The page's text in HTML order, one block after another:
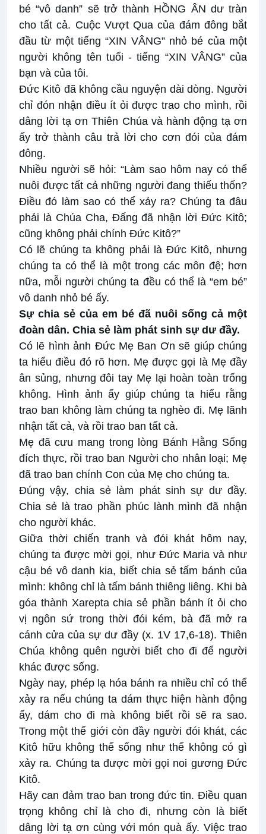
bé “vô danh” sẽ trở thành HỒNG ÂN dư tràn
cho tất cả. Cuộc Vượt Qua của đám đông bắt
đầu từ một tiếng “XIN VÂNG” nhỏ bé của một
người không tên tuổi - tiếng “XIN VÂNG” của
bạn và của tôi.
Đức Kitô đã không cầu nguyện dài dòng. Người
chỉ đón nhận điều ít ỏi được trao cho mình, rồi
dâng lời tạ ơn Thiên Chúa và hành động tạ ơn
ấy trở thành câu trả lời cho cơn đói của đám
đông.
Nhiều người sẽ hỏi: “Làm sao hôm nay có thể
nuôi được tất cả những người đang thiếu thốn?
Điều đó làm sao có thể xảy ra? Chúng ta đâu
phải là Chúa Cha, Đấng đã nhận lời Đức Kitô;
cũng không phải chính Đức Kitô?”
Có lẽ chúng ta không phải là Đức Kitô, nhưng
chúng ta có thể là một trong các môn đệ; hơn
nữa, mỗi người chúng ta đều có thể là “em bé”
vô danh nhỏ bé ấy.
Sự chia sẻ của em bé đã nuôi sống cả một
đoàn dân. Chia sẻ làm phát sinh sự dư đầy.
Có lẽ hình ảnh Đức Mẹ Ban Ơn sẽ giúp chúng
ta hiểu điều đó rõ hơn. Mẹ được gọi là Mẹ đầy
ân sủng, nhưng đôi tay Mẹ lại hoàn toàn trống
không. Hình ảnh ấy giúp chúng ta hiểu rằng
trao ban không làm chúng ta nghèo đi. Mẹ lãnh
nhận tất cả, và rồi trao ban tất cả.
Mẹ đã cưu mang trong lòng Bánh Hằng Sống
đích thực, rồi trao ban Người cho nhân loại; Mẹ
đã trao ban chính Con của Mẹ cho chúng ta.
Đúng vậy, chia sẻ làm phát sinh sự dư đầy.
Chia sẻ là trao phần phúc lành mình đã nhận
cho người khác.
Giữa thời chiến tranh và đói khát hôm nay,
chúng ta được mời gọi, như Đức Maria và như
cậu bé vô danh kia, biết chia sẻ tấm bánh của
mình: không chỉ là tấm bánh thiêng liêng. Khi bà
góa thành Xarepta chia sẻ phần bánh ít ỏi cho
vị ngôn sứ trong thời đói kém, bà đã mở ra
cánh cửa của sự dư đầy (x. 1V 17,6-18). Thiên
Chúa không quên người biết cho đi để người
khác được sống.
Ngày nay, phép lạ hóa bánh ra nhiều chỉ có thể
xảy ra nếu chúng ta dám thực hiện hành động
ấy, dám cho đi mà không biết rồi sẽ ra sao.
Trong một thế giới còn đầy người đói khát, các
Kitô hữu không thể sống như thể không có gì
xảy ra. Chúng ta được mời gọi noi gương Đức
Kitô.
Hãy can đảm trao ban trong đức tin. Điều quan
trọng không chỉ là cho đi, nhưng còn là biết
dâng lời tạ ơn cùng với món quà ấy. Việc trao